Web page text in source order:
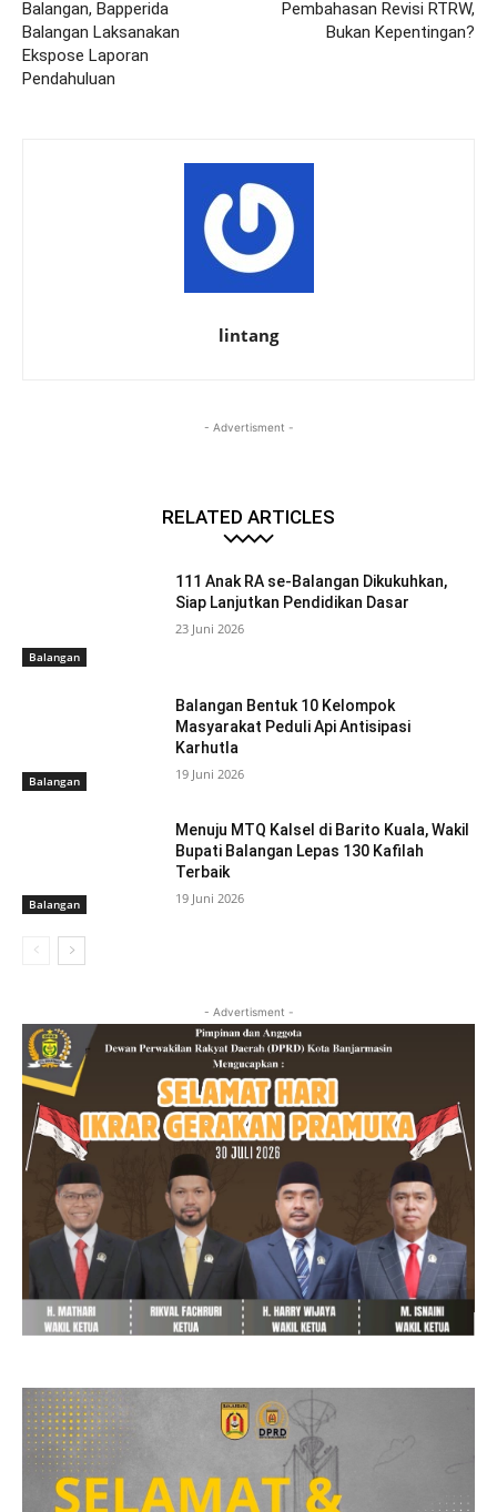
Balangan, Bapperida
Balangan Laksanakan
Ekspose Laporan
Pendahuluan
Pembahasan Revisi RTRW,
Bukan Kepentingan?
lintang
- Advertisment -
RELATED ARTICLES
Balangan
111 Anak RA se-Balangan Dikukuhkan,
Siap Lanjutkan Pendidikan Dasar
23 Juni 2026
Balangan
Balangan Bentuk 10 Kelompok
Masyarakat Peduli Api Antisipasi
Karhutla
19 Juni 2026
Balangan
Menuju MTQ Kalsel di Barito Kuala, Wakil
Bupati Balangan Lepas 130 Kafilah
Terbaik
19 Juni 2026
- Advertisment -